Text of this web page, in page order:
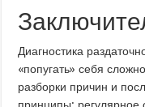
Диагностика
«попугать» себя
разборки причин и
принципы: регулярное